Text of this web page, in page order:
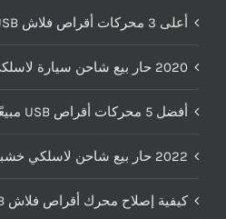
أعلى 3 محركات أقراص فلاش USB شائعة في مارس 2022
2020 حار بيع شاحن سيارة لاسلكي التخصيص
أفضل 5 محركات أقراص USB مبيعًا في عام 2022
2022 حار بيع شاحن لاسلكي خشبي مزدوج
كيفية إصلاح محرك أقراص فلاش USB？